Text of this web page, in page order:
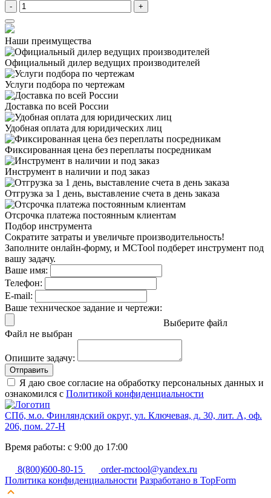
- +
Наши преимущества
Официальный дилер ведущих производителей
Услуги подбора по чертежам
Доставка по всей России
Удобная оплата для юридических лиц
Фиксированная цена без переплаты посредникам
Инструмент в наличии и под заказ
Отгрузка за 1 день, выставление счета в день заказа
Отсрочка платежа постоянным клиентам
Подбор инструмента
Сократите затраты и увеличьте производительность!
Заполните онлайн-форму, и MCTool подберет инструмент под
вашу задачу.
Ваше имя:
Телефон:
E-mail:
Ваше техническое задание и чертежи:
Выберите файл
Файл не выбран
Опишите задачу:
Отправить
Я даю свое согласие на обработку персональных данных и
ознакомился с Политикой конфиденциальности
СПб, м.о. Финляндский округ, ул. Ключевая, д. 30, лит. А, оф.
206, пом. 27-Н
Время работы: с 9:00 до 17:00
8(800)600-80-15
order-mctool@yandex.ru
Политика конфиденциальности Разработано в TopForm